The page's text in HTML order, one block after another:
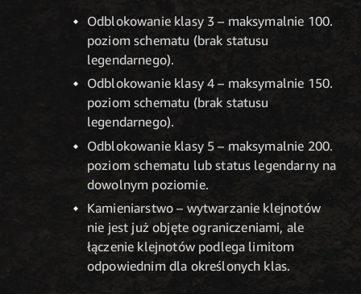
Odblokowanie klasy 3 – maksymalnie 100.
poziom schematu (brak statusu
legendarnego).
Odblokowanie klasy 4 – maksymalnie 150.
poziom schematu (brak statusu
legendarnego).
Odblokowanie klasy 5 – maksymalnie 200.
poziom schematu lub status legendarny na
dowolnym poziomie.
Kamieniarstwo – wytwarzanie klejnotów
nie jest już objęte ograniczeniami, ale
łączenie klejnotów podlega limitom
odpowiednim dla określonych klas.